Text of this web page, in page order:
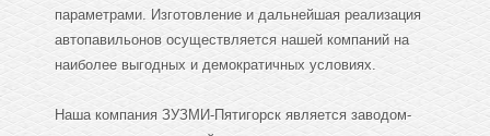
параметрами. Изготовление и дальнейшая реализация
автопавильонов осуществляется нашей компаний на
наиболее выгодных и демократичных условиях.
Наша компания ЗУЗМИ-Пятигорск является заводом-